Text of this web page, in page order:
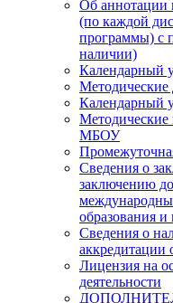
Об аннотации
(по каждой
программы) с
наличии)
Календарный
Календарный
Методические
МБОУ
Сведения о
заключению
образования и
Сведения о
аккредитации
Лицензия на
деятельности